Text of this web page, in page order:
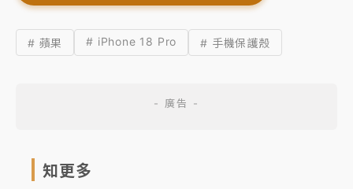
# 蘋果 # iPhone 18 Pro # 手機保護殼
知更多